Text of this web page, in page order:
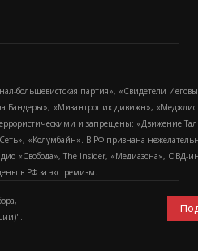
большевистская партия», «Свидетели
Бандеры», «Мизантропик дивижн», «Меджлис
и запрещены: «Движение
«Колумбайн». В РФ признана
«Свобода», The Insider, «Медиазона», ОВД-
в РФ за экстремизм.